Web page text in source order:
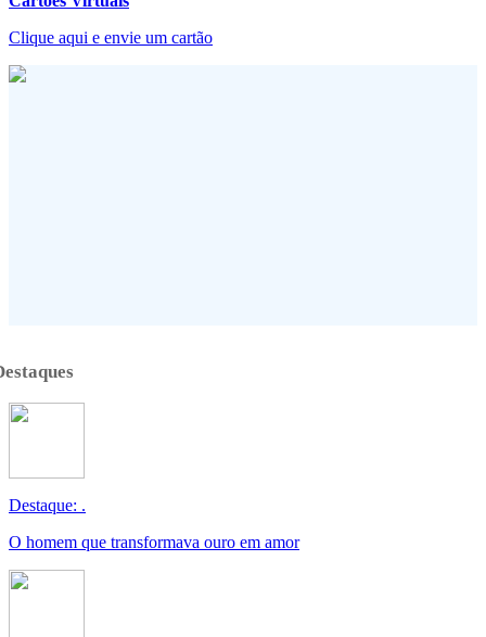
Clique aqui e envie um cartão
Destaque: .
O homem que transformava ouro em amor